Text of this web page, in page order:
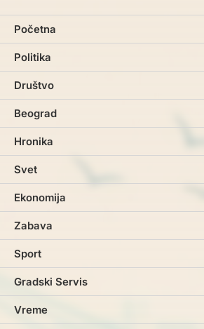
Početna
Politika
Društvo
Beograd
Hronika
Svet
Ekonomija
Zabava
Sport
Gradski Servis
Vreme